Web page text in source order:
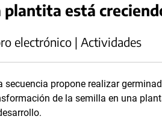
plantita está
electrónico | Actividades
secuencia propone realizar
de la semilla en una